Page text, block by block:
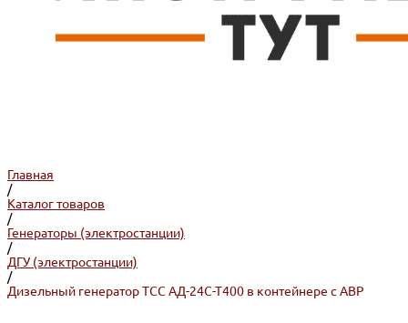
Главная
/
Каталог товаров
/
Генераторы (электростанции)
/
ДГУ (электростанции)
/
Дизельный генератор ТСС АД-24С-Т400 в контейнере с АВР